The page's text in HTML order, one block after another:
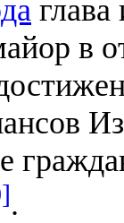
глава
в
.